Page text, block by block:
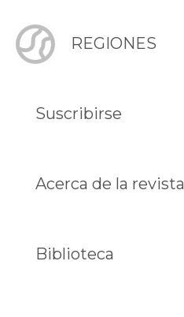
REGIONES
Suscribirse
Acerca de la revista
Biblioteca